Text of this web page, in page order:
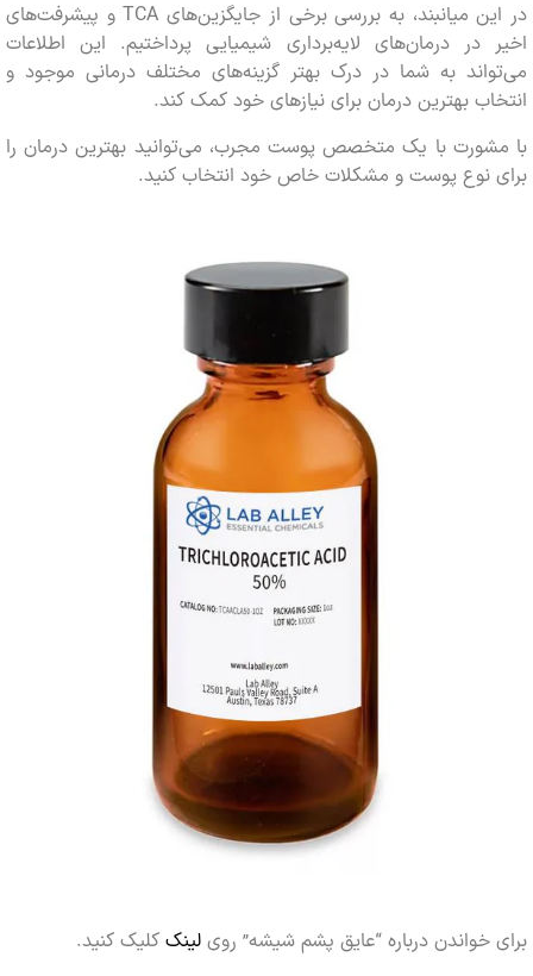
در این میانبند، به بررسی برخی از جایگزین‌های TCA و پیشرفت‌های
در درمان‌های لایه‌برداری شیمیایی پرداختیم. این اطلاعات
به شما در درک بهتر گزینه‌های مختلف درمانی موجود و
بهترین درمان برای نیازهای خود کمک کند.
با یک متخصص پوست مجرب، می‌توانید بهترین درمان را
نوع پوست و مشکلات خاص خود انتخاب کنید.
خواندن درباره “عایق پشم شیشه” روی لینک کلیک کنید.